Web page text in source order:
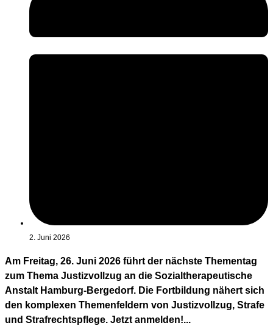
2. Juni 2026
Am Freitag, 26. Juni 2026 führt der nächste Thementag
zum Thema Justizvollzug an die Sozialtherapeutische
Anstalt Hamburg-Bergedorf. Die Fortbildung nähert sich
den komplexen Themenfeldern von Justizvollzug, Strafe
und Strafrechtspflege. Jetzt anmelden!...